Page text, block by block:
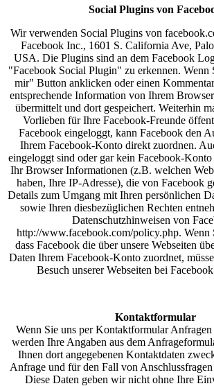
Social Plugins von
Wir verwenden Social Plugins von
Facebook Inc., 1601 S. California Ave,
USA. Die Plugins sind an dem Facebook
"Facebook Social Plugin" zu erkennen.
mir" Button anklicken oder einen
entsprechende Information von Ihrem
übermittelt und dort gespeichert. Weiterhin
Vorlieben für Ihre Facebook-Freunde
Facebook eingeloggt, kann Facebook den
Ihrem Facebook-Konto direkt zuordnen.
eingeloggt sind oder gar kein Facebook-
Ihr Browser Informationen (z.B. welchen
haben, Ihre IP-Adresse), die von Facebook
Details zum Umgang mit Ihren persönlichen
sowie Ihren diesbezüglichen Rechten
Datenschutzhinweisen von
http://www.facebook.com/policy.php. Wenn
dass Facebook die über unsere Webseiten
Daten Ihrem Facebook-Konto zuordnet,
Besuch unserer Webseiten bei
Kontaktformular
Wenn Sie uns per Kontaktformular Anfragen
werden Ihre Angaben aus dem
Ihnen dort angegebenen Kontaktdaten
Anfrage und für den Fall von Anschlussfragen
Diese Daten geben wir nicht ohne Ihre